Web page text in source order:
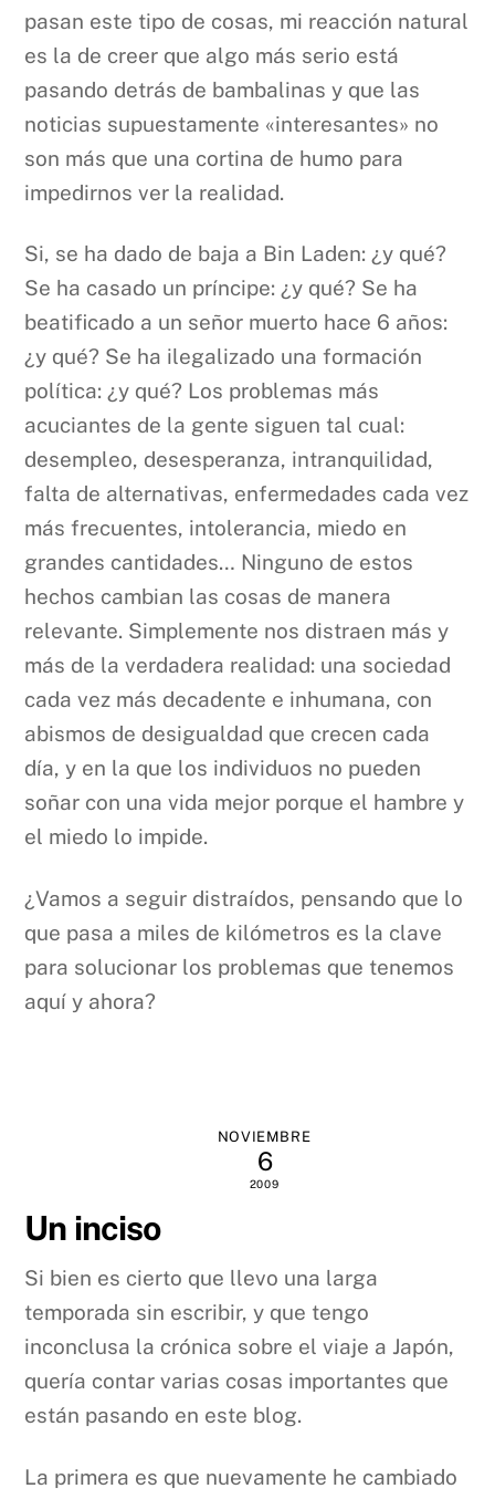
pasan este tipo de cosas, mi reacción natural
es la de creer que algo más serio está
pasando detrás de bambalinas y que las
noticias supuestamente «interesantes» no
son más que una cortina de humo para
impedirnos ver la realidad.
Si, se ha dado de baja a Bin Laden: ¿y qué?
Se ha casado un príncipe: ¿y qué? Se ha
beatificado a un señor muerto hace 6 años:
¿y qué? Se ha ilegalizado una formación
política: ¿y qué? Los problemas más
acuciantes de la gente siguen tal cual:
desempleo, desesperanza, intranquilidad,
falta de alternativas, enfermedades cada vez
más frecuentes, intolerancia, miedo en
grandes cantidades… Ninguno de estos
hechos cambian las cosas de manera
relevante. Simplemente nos distraen más y
más de la verdadera realidad: una sociedad
cada vez más decadente e inhumana, con
abismos de desigualdad que crecen cada
día, y en la que los individuos no pueden
soñar con una vida mejor porque el hambre y
el miedo lo impide.
¿Vamos a seguir distraídos, pensando que lo
que pasa a miles de kilómetros es la clave
para solucionar los problemas que tenemos
aquí y ahora?
NOVIEMBRE
6
2009
Un inciso
Si bien es cierto que llevo una larga
temporada sin escribir, y que tengo
inconclusa la crónica sobre el viaje a Japón,
quería contar varias cosas importantes que
están pasando en este blog.
La primera es que nuevamente he cambiado